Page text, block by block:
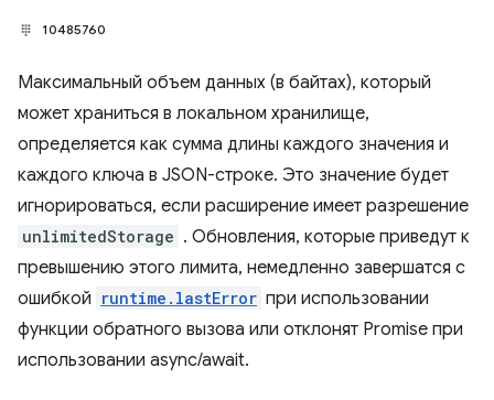
10485760
Максимальный объем данных (в байтах), который
может храниться в локальном хранилище,
определяется как сумма длины каждого значения и
каждого ключа в JSON-строке. Это значение будет
игнорироваться, если расширение имеет разрешение
unlimitedStorage . Обновления, которые приведут к
превышению этого лимита, немедленно завершатся с
ошибкой runtime.lastError при использовании
функции обратного вызова или отклонят Promise при
использовании async/await.